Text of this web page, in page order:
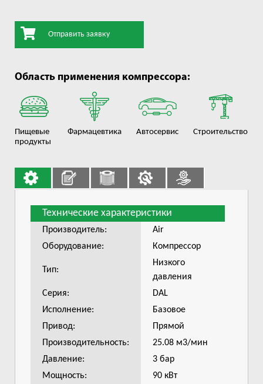
Отправить заявку
Область применения компрессора:
Пищевые
продукты
Фармацевтика Автосервис Строительство
Технические характеристики
Производитель:
Air
Оборудование:
Компрессор
Тип:
Низкого
давления
Серия:
DAL
Исполнение:
Базовое
Привод:
Прямой
Производительность:
25.08 м3/мин
Давление:
3 бар
Мощность:
90 кВт